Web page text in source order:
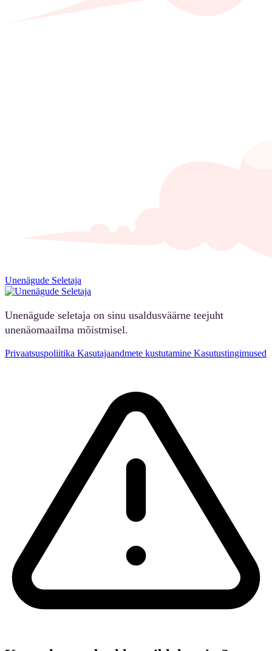
Unenägude Seletaja
Unenägude seletaja on sinu usaldusväärne teejuht
unenäomaailma mõistmisel.
Privaatsuspoliitika Kasutajaandmete kustutamine Kasutustingimused